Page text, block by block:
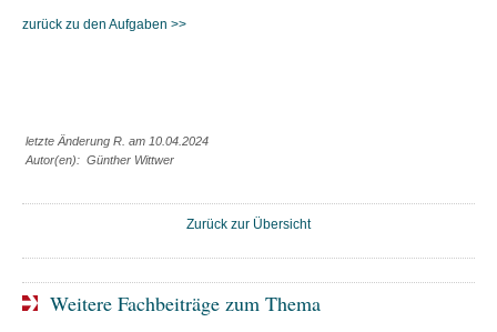
zurück zu den Aufgaben >>
letzte Änderung R. am 10.04.2024
Autor(en): Günther Wittwer
Zurück zur Übersicht
Weitere Fachbeiträge zum Thema